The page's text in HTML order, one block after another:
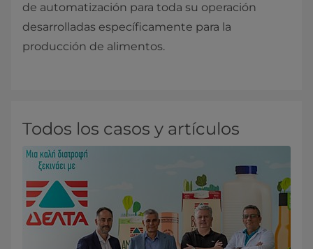
de automatización para toda su operación
desarrolladas específicamente para la
producción de alimentos.
Todos los casos y artículos